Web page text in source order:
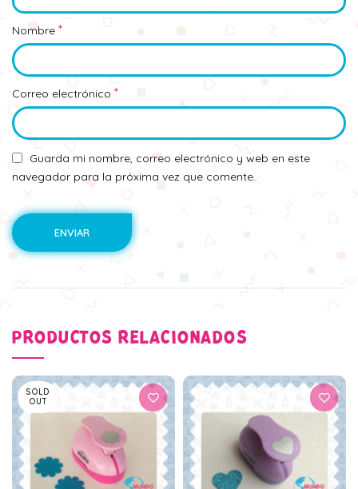
Nombre *
Correo electrónico *
Guarda mi nombre, correo electrónico y web en este
navegador para la próxima vez que comente.
PRODUCTOS RELACIONADOS
SOLD
OUT